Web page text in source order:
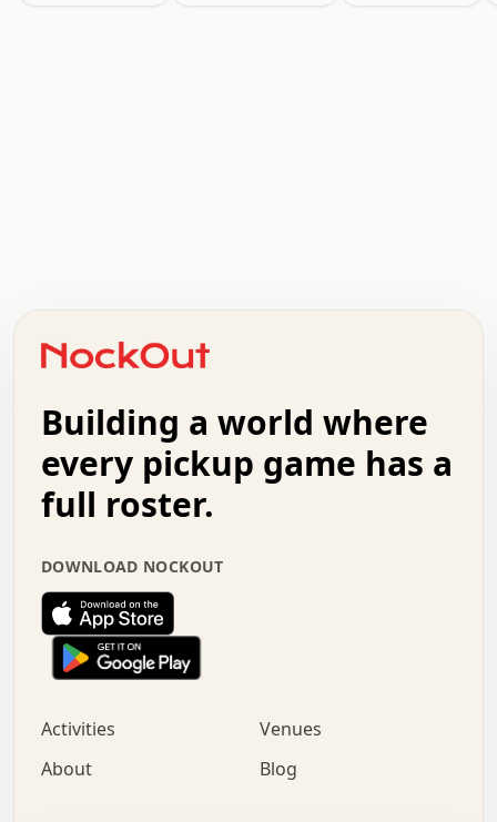
+   .   .   .   .   .   .   .   .   .   +   .   .
.   .   .   .   .   .   .   .   .   .   .   :   .
.   .   .   .   +   .   .   .   .   .   .   .   +
.   :   .   .   .   .   .   .   .   .   o   .   .
.   .   x   .   .   .   .   .   .   :   .   .   o
.   .   .   .   :   .   .   .   .   o   .   .   .
.   .   .   .   .   .   .   :   .   .   .   .   .
.   .   .   .   .   .   .   +   .   .   x   .   .
.   .   .   .   .   :   +   .   .   .   .   .   o
.   .   .   .   .   .   .   .   .   .   .   .   .
.   .   :   o   .   .   .   .   .   .   .   +   .
.   o   .   .   .   .   x   .   .   .   .   .   .
+   .   o   .   .   .   .   o   .   .   .   .
.   +   .   .   .   .   .   .   .   .   :   .   x
Building a world where
every pickup game has a
full roster.
DOWNLOAD NOCKOUT
Activities
Venues
About
Blog